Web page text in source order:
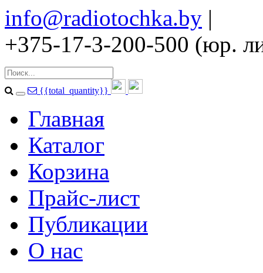
info@radiotochka.by |
+375-17-3-200-500 (юр.
{{total_quantity}}
Главная
Каталог
Корзина
Прайс-лист
Публикации
О нас